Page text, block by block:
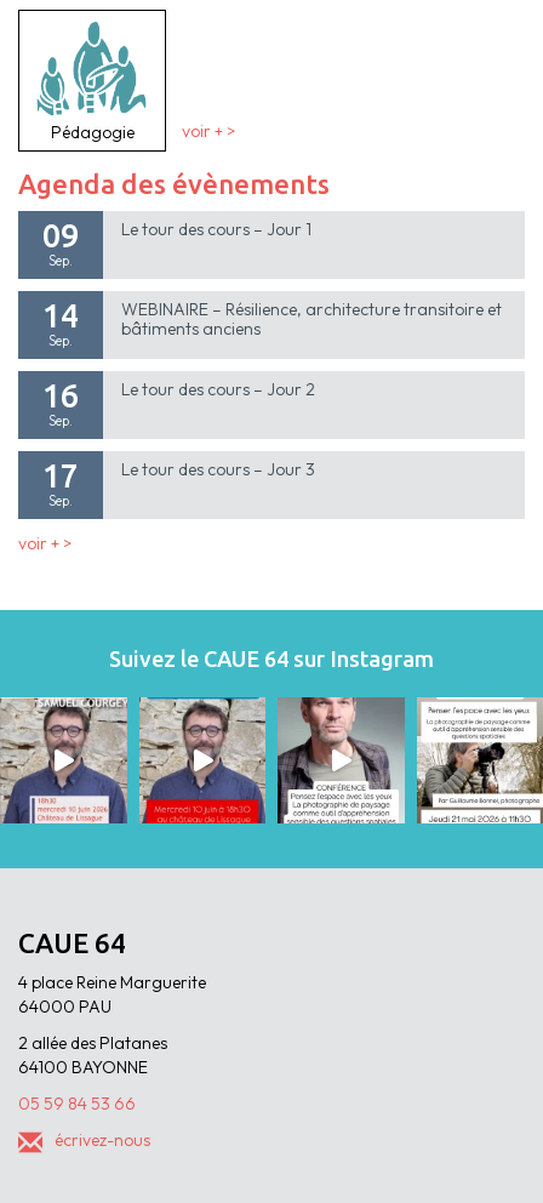
Pédagogie voir + >
Agenda des évènements
09
Sep.
Le tour des cours – Jour 1
14
Sep.
WEBINAIRE – Résilience, architecture transitoire et
bâtiments anciens
16
Sep.
Le tour des cours – Jour 2
17
Sep.
Le tour des cours – Jour 3
voir + >
Suivez le CAUE 64 sur Instagram
CAUE 64
4 place Reine Marguerite
64000 PAU
2 allée des Platanes
64100 BAYONNE
05 59 84 53 66
écrivez-nous